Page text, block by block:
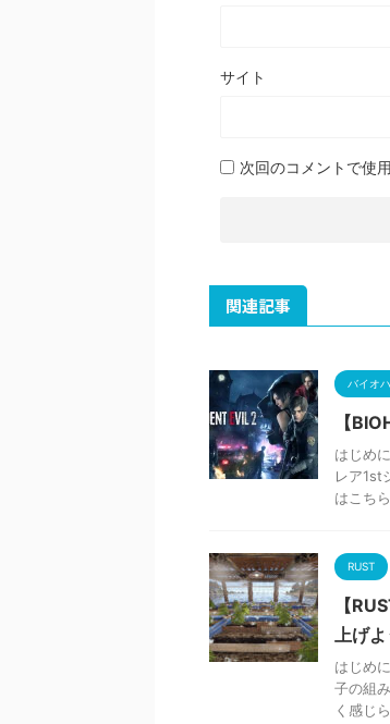
サイト
次回のコメントで使
関連記事
バイオ
【
はじめ
レア1st
はこち
RUST
【
上げ
はじめ
子の組
く感じ